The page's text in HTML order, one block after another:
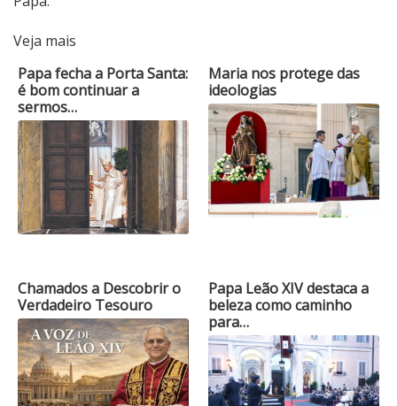
Veja mais
Papa fecha a Porta Santa:
é bom continuar a
sermos…
Maria nos protege das
ideologias
Chamados a Descobrir o
Verdadeiro Tesouro
Papa Leão XIV destaca a
beleza como caminho
para…